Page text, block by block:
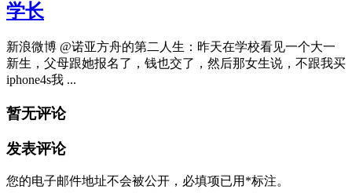
学长
新浪微博 @诺亚方舟的第二人生：昨天在学校看见一个大一
新生，父母跟她报名了，钱也交了，然后那女生说，不跟我买
iphone4s我 ...
暂无评论
发表评论
您的电子邮件地址不会被公开， 必填项已用 *标注。